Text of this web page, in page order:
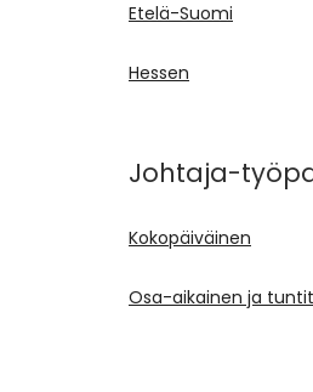
Etelä-Suomi
Hessen
Johtaja-
Kokopäiväinen
Osa-aikainen ja